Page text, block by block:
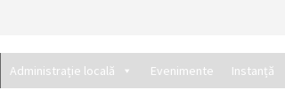
Administrație locală Evenimente Instanță